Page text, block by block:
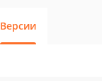
Версии